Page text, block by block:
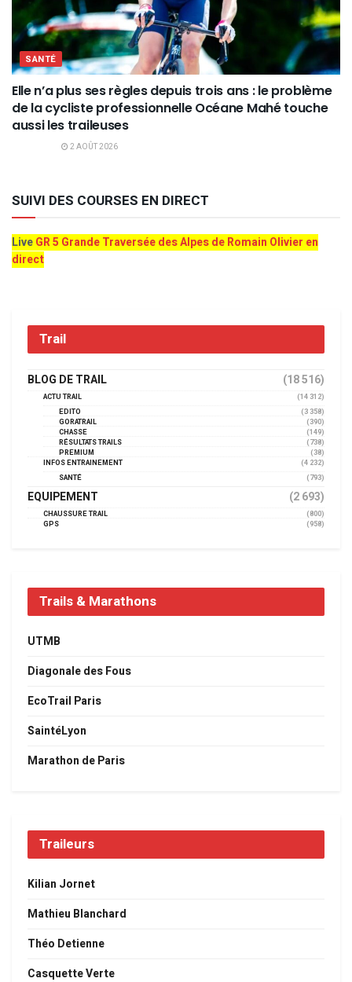
SANTÉ
Elle n’a plus ses règles depuis trois ans : le problème
de la cycliste professionnelle Océane Mahé touche
aussi les traileuses
2 AOÛT 2026
SUIVI DES COURSES EN DIRECT
LiveGR 5 Grande Traversée des Alpes de Romain Olivier en
direct
Trail
BLOG DE TRAIL (18 516)
ACTU TRAIL
(14 312)
EDITO
(3 358)
GORATRAIL
(390)
CHASSE
(149)
RÉSULTATS TRAILS
(738)
PREMIUM
(38)
INFOS ENTRAINEMENT
(4 232)
SANTÉ
(793)
EQUIPEMENT (2 693)
CHAUSSURE TRAIL
(800)
GPS
(958)
Trails & Marathons
UTMB
Diagonale des Fous
EcoTrail Paris
SaintéLyon
Marathon de Paris
Traileurs
Kilian Jornet
Mathieu Blanchard
Théo Detienne
Casquette Verte